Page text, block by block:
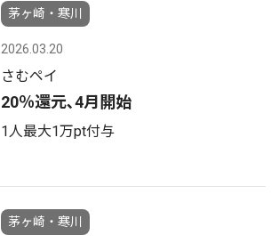
茅ヶ崎・寒川
2026.03.20
さむペイ
20％還元､4月開始
1人最大1万pt付与
茅ヶ崎・寒川